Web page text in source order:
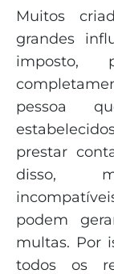
Muitos
grandes
imposto,
pessoa
prestar
disso,
podem
multas. Por
todos os